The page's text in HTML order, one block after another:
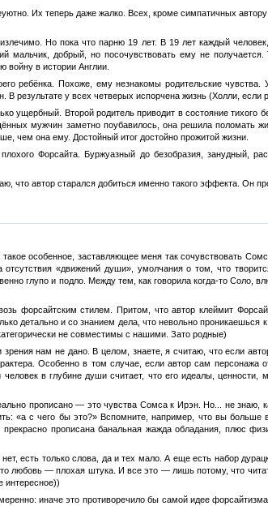
Их теперь даже жалко. Всех, кроме симпатичных
Но пока что парню 19 лет. В 19 лет каждый
добрый, но посочувствовать ему не получается.
войну в истории Англии.
ребёнка. Похоже, ему незнакомы родительские
результате у всех четверых испорчена жизнь (Холли, если
Второй родитель приводит в состояние тихого
мужчин заметно поубавилось, она решила поломать
чем она ему. Достойный итог достойно прожитой жизни.
Форсайта. Буржуазный до безобразия, занудный,
что автор старался добиться именно такого эффекта. Он
особенное, заставляющее меня так сочувствовать
«движений души», умолчания о том, что
глупо и подло. Между тем, как говорила когда-то Соло,
форсайтским стилем. Притом, что автор клеймит
детально и со знанием дела, что невольно
не совместимы с нашими. Зато родные)
нам не дано. В целом, знаете, я считаю, что если
Особенно в том случае, если автор сам персонажа
в глубине души считает, что его идеалы, ценности,
прописано — это чувства Сомса к Ирэн. Но... не знаю,
«а с чего бы это?» Вспомните, например, что вы
прописана банальная жажда обладания, плюс
только слова, да и тех мало. А еще есть набор
любовь — плохая штука. И все это — лишь потому, что
интересное))
иначе это противоречило бы самой идее